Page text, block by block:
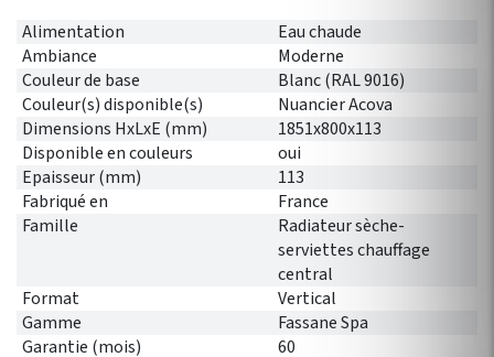
Alimentation
Eau chaude
Ambiance
Moderne
Couleur de base
Blanc (RAL 9016)
Couleur(s) disponible(s)
Nuancier Acova
Dimensions HxLxE (mm)
1851x800x113
Disponible en couleurs
oui
Epaisseur (mm)
113
Fabriqué en
France
Famille
Radiateur sèche-
serviettes chauffage
central
Format
Vertical
Gamme
Fassane Spa
Garantie (mois)
60